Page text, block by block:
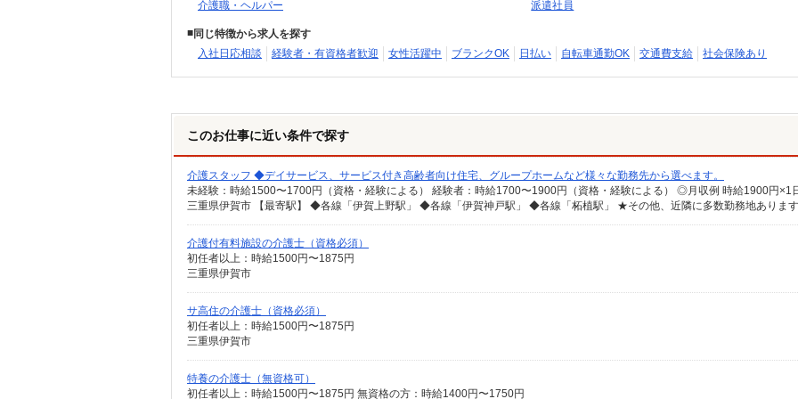
介護職・ヘルパー
派遣社員
同じ特徴から求人を探す
入社日応相談
経験者・有資格者歓迎 女性活躍中 ブランクOK 日払い 自転車通勤OK 交通費支給 社会保険あり
このお仕事に近い条件で探す
介護スタッフ ◆デイサービス、サービス付き高齢者向け住宅、グループホームなど様々な勤務先から選べます。
三重県伊賀市 【最寄駅】 ◆各線「伊賀上野駅」 ◆各線「伊賀神戸駅」 ◆各線「柘植駅」 ★その他、近隣に多数勤務地あります
介護付有料施設の介護士（資格必須）
初任者以上：時給1500円〜1875円
三重県伊賀市
サ高住の介護士（資格必須）
初任者以上：時給1500円〜1875円
三重県伊賀市
特養の介護士（無資格可）
初任者以上：時給1500円〜1875円 無資格の方：時給1400円〜1750円